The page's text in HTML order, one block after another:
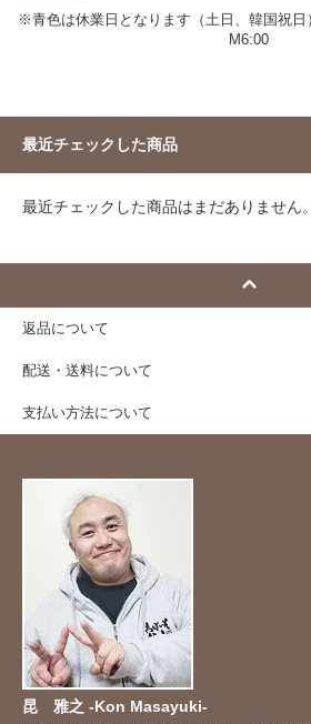
※青色は休業日となります（土日、韓国祝
M6:00
最近チェックした商品
最近チェックした商品はまだありません。
返品について
配送・送料について
支払い方法について
昆 雅之 -Kon Masayuki-